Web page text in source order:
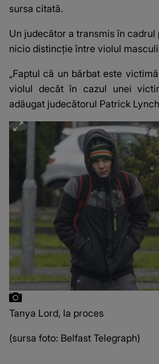
sursa citată.
Un judecător a transmis în cadrul
nicio distincție între violul
„Faptul că un bărbat este
violul decât în cazul unei
adăugat judecătorul Patrick
Tanya Lord, la proces
(sursa foto: Belfast Telegraph)